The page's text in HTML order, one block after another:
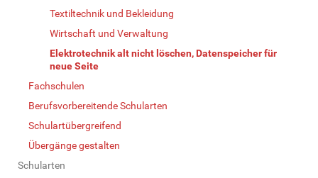
Textiltechnik und Bekleidung
Wirtschaft und Verwaltung
Elektrotechnik alt nicht löschen, Datenspeicher für
neue Seite
Fachschulen
Berufsvorbereitende Schularten
Schulartübergreifend
Übergänge gestalten
Schularten